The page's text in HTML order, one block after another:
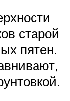
старой
пятен.